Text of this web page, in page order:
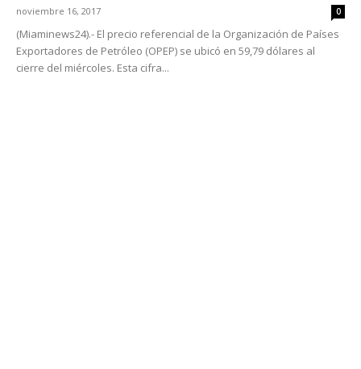
noviembre 16, 2017 0
(Miaminews24).- El precio referencial de la Organización de Países
Exportadores de Petróleo (OPEP) se ubicó en 59,79 dólares al
cierre del miércoles. Esta cifra...